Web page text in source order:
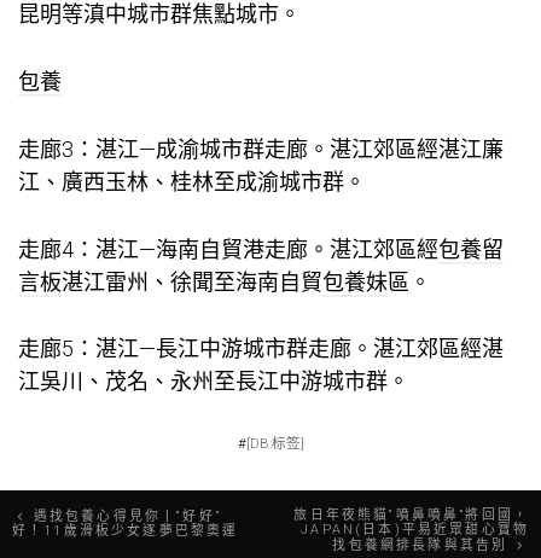
昆明等滇中城市群焦點城市。
包養
走廊3：湛江—成渝城市群走廊。湛江郊區經湛江廉
江、廣西玉林、桂林至成渝城市群。
走廊4：湛江—海南自貿港走廊。湛江郊區經包養留
言板湛江雷州、徐聞至海南自貿包養妹區。
走廊5：湛江—長江中游城市群走廊。湛江郊區經湛
江吳川、茂名、永州至長江中游城市群。
#[DB:标签]
文遇找包養心得見你丨“好好”
好！11歲滑板少女逐夢巴黎奧運
旅日年夜熊貓“噴鼻噴鼻”將回國，
JAPAN(日本)平易近眾甜心寶物
找包養網排長隊與其告別